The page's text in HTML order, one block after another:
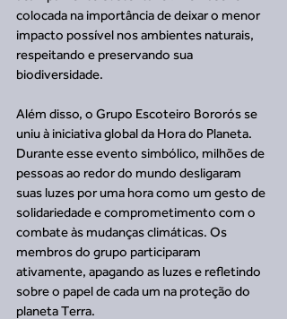
colocada na importância de deixar o menor
impacto possível nos ambientes naturais,
respeitando e preservando sua
biodiversidade.
Além disso, o Grupo Escoteiro Bororós se
uniu à iniciativa global da Hora do Planeta.
Durante esse evento simbólico, milhões de
pessoas ao redor do mundo desligaram
suas luzes por uma hora como um gesto de
solidariedade e comprometimento com o
combate às mudanças climáticas. Os
membros do grupo participaram
ativamente, apagando as luzes e refletindo
sobre o papel de cada um na proteção do
planeta Terra.